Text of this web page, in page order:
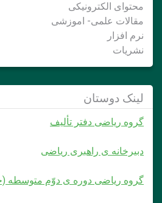
محتوای الکترونیکی
مقالات علمی- اموزشی
نرم افزار
نشریات
لینک دوستان
گروه ریاضی دفتر تألیف
دبیرخانه ی راهبری ریاضی
گروه ریاضی دوره ی دوّم متوسطه